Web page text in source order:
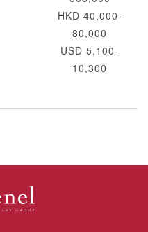
HKD 40,000-
80,000
USD 5,100-
10,300